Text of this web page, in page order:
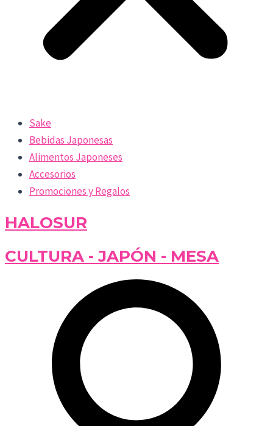
Sake
Bebidas Japonesas
Alimentos Japoneses
Accesorios
Promociones y Regalos
HALOSUR
CULTURA - JAPÓN - MESA